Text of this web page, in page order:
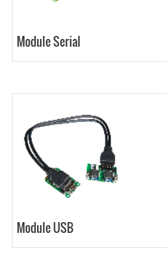
Module Serial
Module USB